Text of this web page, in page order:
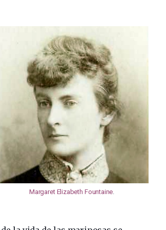
Margaret Elizabeth Fountaine.